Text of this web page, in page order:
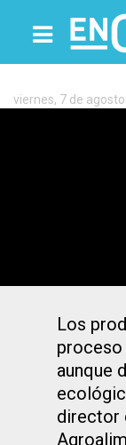
Etiqueta:
Sector
Cinegético
viernes, 7 de
Los
proceso
aunque
director